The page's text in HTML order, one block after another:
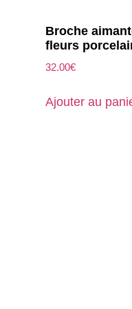
Broche
fleurs
32.00€
Ajouter au